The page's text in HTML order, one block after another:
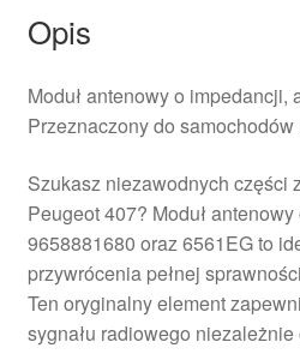
Opis
Moduł antenowy o impedancji,
Przeznaczony do
Szukasz niezawodnych części
Peugeot 407? Moduł
9658881680 oraz 6561EG to
przywrócenia pełnej
Ten oryginalny element
sygnału radiowego